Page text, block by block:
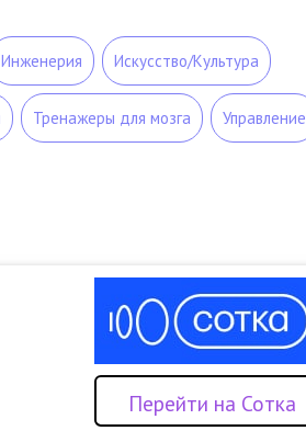
Инженерия Искусство/Культура
Тренажеры для мозга Управление
Перейти на Сотка